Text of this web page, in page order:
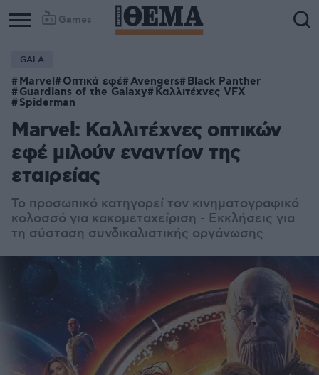
Games
GALA
Marvel Οπτικά εφέ Avengers Black Panther
Guardians of the Galaxy Καλλιτέχνες VFX
Spiderman
Marvel: Καλλιτέχνες οπτικών
εφέ μιλούν εναντίον της
εταιρείας
Το προσωπικό κατηγορεί τον κινηματογραφικό
κολοσσό για κακομεταχείριση - Εκκλήσεις για
τη σύσταση συνδικαλιστικής οργάνωσης